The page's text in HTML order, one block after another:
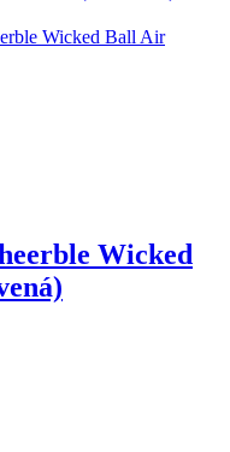
Wicked Ball Air
Wicked